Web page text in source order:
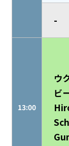
-
13:00
ウ
ビ